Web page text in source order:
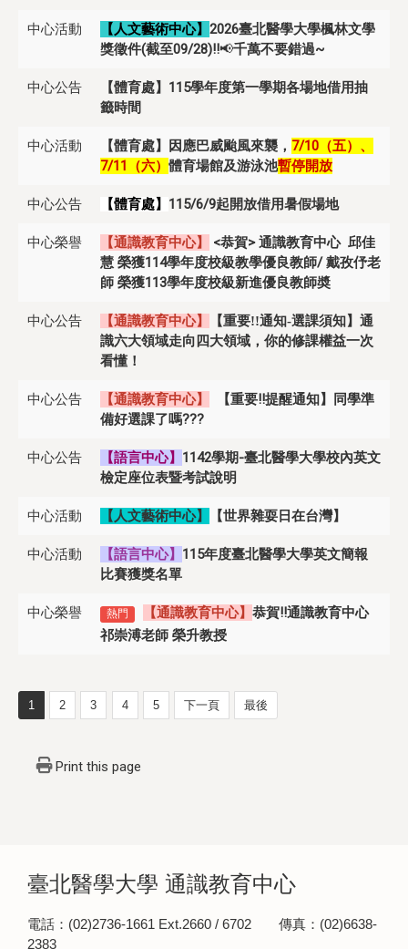
中心活動 【人文藝術中心】 2026臺北醫學大學楓林文學
獎徵件(截至09/28)!!📢千萬不要錯過~
中心公告
【體育處】115學年度第一學期各場地借用抽
籤時間
中心活動 【體育處】因應巴威颱風來襲， 7/10（五）、
7/11（六） 體育場館及游泳池暫停開放
中心公告 【體育處】 115/6/9起開放借用暑假場地
中心榮譽 【通識教育中心】
<恭賀> 通識教育中心 邱佳
慧 榮獲114學年度校級教學優良教師/ 戴孜伃老
師 榮獲113學年度校級新進優良教師奬
中心公告 【通識教育中心】
【重要!!通知-選課須知】通
識六大領域走向四大領域，你的修課權益一次
看懂！
中心公告 【通識教育中心】
【重要!!提醒通知】同學準
備好選課了嗎???
中心公告 【語言中心】 1142學期-臺北醫學大學校內英文
檢定座位表暨考試說明
中心活動 【人文藝術中心】 【世界雜耍日在台灣】
中心活動 【語言中心】 115年度臺北醫學大學英文簡報
比賽獲獎名單
中心榮譽 熱門 【通識教育中心】恭賀!!通識教育中心
祁崇溥老師 榮升教授
1 2 3 4 5 下一頁 最後
Print this page
臺北醫學大學 通識教育中心
電話：(02)2736-1661 Ext.2660 / 6702 傳真：(02)6638-
2383